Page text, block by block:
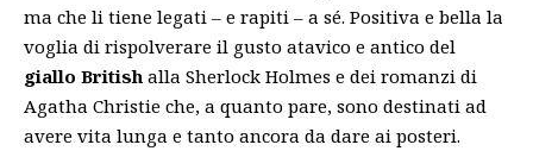
ma che li tiene legati – e rapiti – a sé. Positiva e bella la
voglia di rispolverare il gusto atavico e antico del
giallo British alla Sherlock Holmes e dei romanzi di
Agatha Christie che, a quanto pare, sono destinati ad
avere vita lunga e tanto ancora da dare ai posteri.